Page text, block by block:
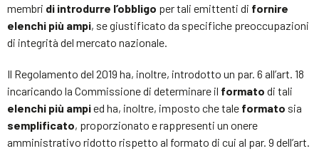
membri di introdurre l’obbligo per tali emittenti di fornire
elenchi più ampi, se giustificato da specifiche preoccupazioni
di integrità del mercato nazionale.
Il Regolamento del 2019 ha, inoltre, introdotto un par. 6 all’art. 18
incaricando la Commissione di determinare il formato di tali
elenchi più ampied ha, inoltre, imposto che tale formato sia
semplificato, proporzionato e rappresenti un onere
amministrativo ridotto rispetto al formato di cui al par. 9 dell’art.